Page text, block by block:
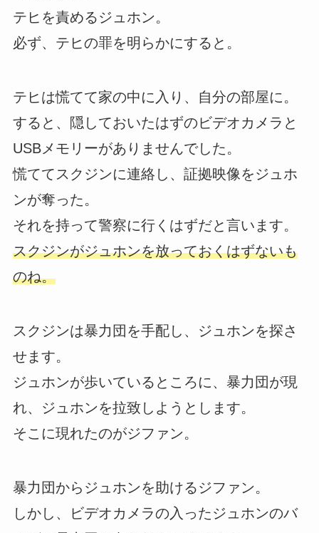
テヒを責めるジュホン。
必ず、テヒの罪を明らかにすると。
テヒは慌てて家の中に入り、自分の部屋に。
すると、隠しておいたはずのビデオカメラと
USBメモリーがありませんでした。
慌ててスクジンに連絡し、証拠映像をジュホ
ンが奪った。
それを持って警察に行くはずだと言います。
スクジンがジュホンを放っておくはずないも
のね。
スクジンは暴力団を手配し、ジュホンを探さ
せます。
ジュホンが歩いているところに、暴力団が現
れ、ジュホンを拉致しようとします。
そこに現れたのがジファン。
暴力団からジュホンを助けるジファン。
しかし、ビデオカメラの入ったジュホンのバ